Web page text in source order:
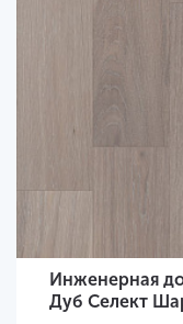
Инженерная
Дуб Селект